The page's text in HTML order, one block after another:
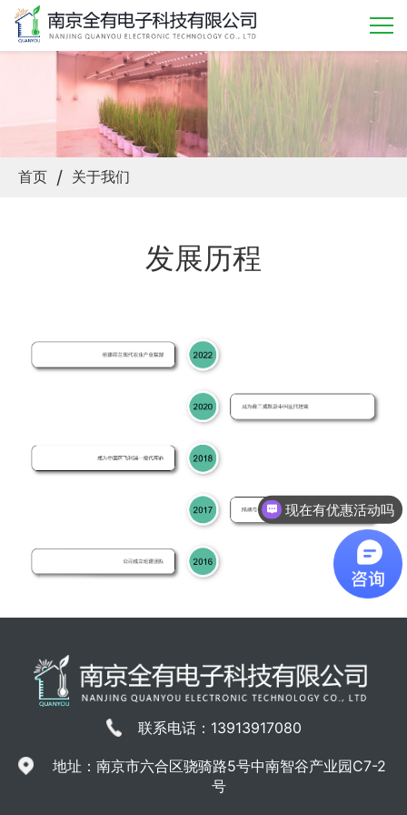
首页 / 关于我们
发展历程
联系电话：13913917080
地址：南京市六合区骁骑路5号中南智谷产业园C7-2
号
现在有优惠活动吗